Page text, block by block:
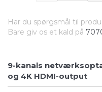
Har du spørgsmål til
Bare giv os et kald på
9-kanals
og 4K HDMI-output